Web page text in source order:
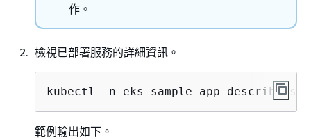
作。
檢視已部署服務的詳細資訊。
kubectl -n eks-sample-app describe
範例輸出如下。